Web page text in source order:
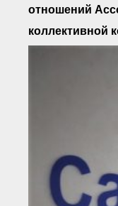
отношений
коллективной